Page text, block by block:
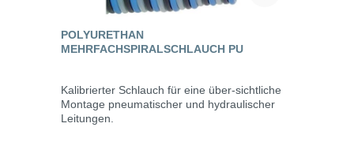
POLYURETHAN
MEHRFACHSPIRALSCHLAUCH PU
Kalibrierter Schlauch für eine über-sichtliche
Montage pneumatischer und hydraulischer
Leitungen.